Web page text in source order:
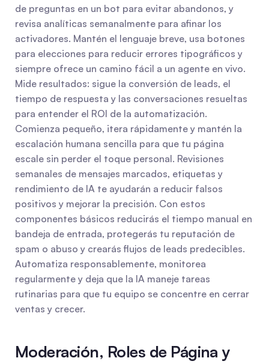
de preguntas en un bot para evitar abandonos, y
revisa analíticas semanalmente para afinar los
activadores. Mantén el lenguaje breve, usa botones
para elecciones para reducir errores tipográficos y
siempre ofrece un camino fácil a un agente en vivo.
Mide resultados: sigue la conversión de leads, el
tiempo de respuesta y las conversaciones resueltas
para entender el ROI de la automatización.
Comienza pequeño, itera rápidamente y mantén la
escalación humana sencilla para que tu página
escale sin perder el toque personal. Revisiones
semanales de mensajes marcados, etiquetas y
rendimiento de IA te ayudarán a reducir falsos
positivos y mejorar la precisión. Con estos
componentes básicos reducirás el tiempo manual en
bandeja de entrada, protegerás tu reputación de
spam o abuso y crearás flujos de leads predecibles.
Automatiza responsablemente, monitorea
regularmente y deja que la IA maneje tareas
rutinarias para que tu equipo se concentre en cerrar
ventas y crecer.
Moderación, Roles de Página y